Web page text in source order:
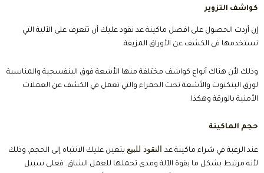
كواشف التزوير
إن أردت الحصول على افضل ماكينة عد نقود عليك أن تتعرف على الآلية التي
تستخدمها في الكشف عن الأوراق المزيفة.
وذلك لأن هناك أنواع كواشف مختلفة منها الأشعة فوق البنفسجية والمناسبة
لورق البنكنوت والأشعة تحت الحمراء والتي تعمل في الكشف عن العملات
الأمنية بالورقة وهكذا.
حجم الماكينة
عند الرغبة في شراء ماكينة عد النقود للبيع يتعين عليك الانتباه إلى الحجم. وذلك
لأنه مرتبط بشكل ما بقوة الآلة ومدى تحملها للعمل الشاق. فعلى سبيل